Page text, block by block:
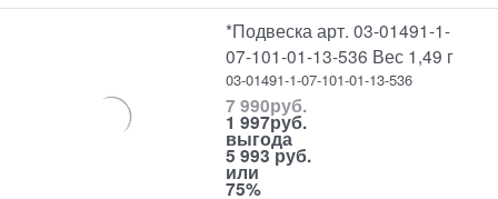
*Подвеска арт. 03-01491-1-
07-101-01-13-536 Вес 1,49 г
03-01491-1-07-101-01-13-536
7 990руб.
1 997руб.
выгода
5 993 руб.
или
75%